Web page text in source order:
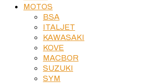
MOTOS
BSA
ITALJET
KAWASAKI
KOVE
MACBOR
SUZUKI
SYM